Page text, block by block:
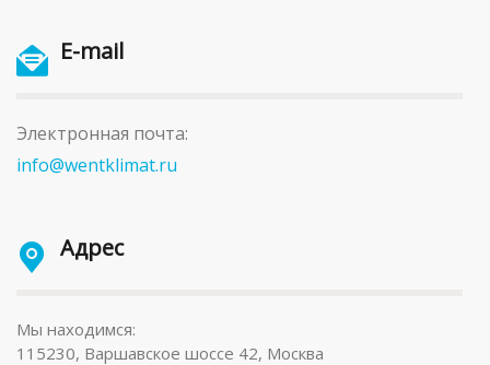
E-mail
Электронная почта:
info@wentklimat.ru
Адрес
Мы находимся:
115230, Варшавское шоссе 42, Москва